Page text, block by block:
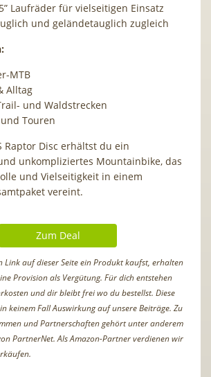
Laufräder für vielseitigen Einsatz
und geländetauglich zugleich
MTB
Alltag
und Waldstrecken
Touren
Raptor Disc erhältst du ein
unkompliziertes Mountainbike, das
und Vielseitigkeit in einem
vereint.
Zum Deal
Link auf dieser Seite ein Produkt kaufst, erhalten
Provision als Vergütung. Für dich entstehen
und dir bleibt frei wo du bestellst. Diese
keinem Fall Auswirkung auf unsere Beiträge. Zu
und Partnerschaften gehört unter anderem
PartnerNet. Als Amazon-Partner verdienen wir